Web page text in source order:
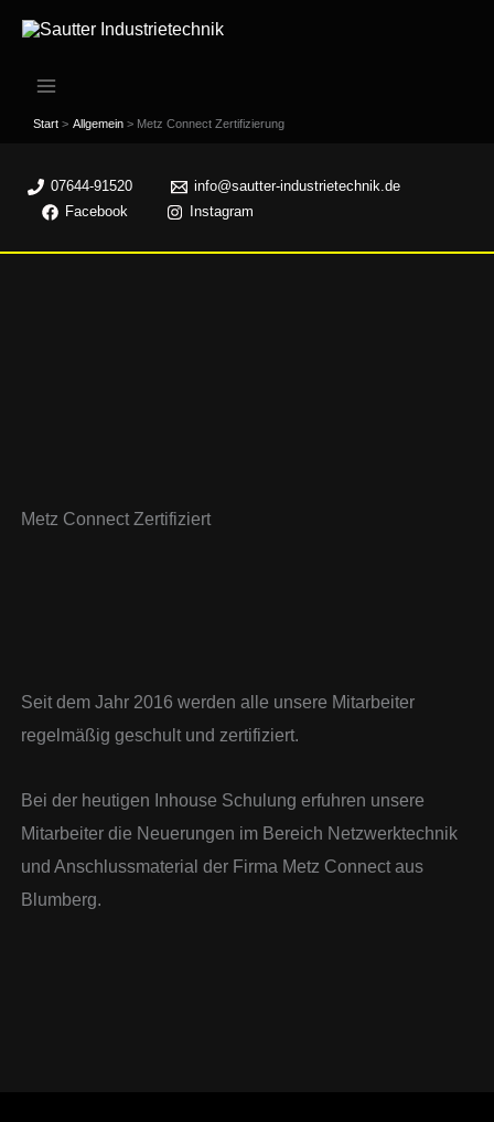
Zum
springen
Start Allgemein Metz Connect Zertifizierung
07644-91520
info@sautter-industrietechnik.de
Facebook
Instagram
Metz Connect Zertifiziert
Seit dem Jahr 2016 werden alle unsere Mitarbeiter
regelmäßig geschult und zertifiziert.
Bei der heutigen Inhouse Schulung erfuhren unsere
Mitarbeiter die Neuerungen im Bereich Netzwerktechnik
und Anschlussmaterial der Firma Metz Connect aus
Blumberg.